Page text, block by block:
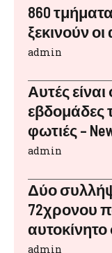
860
ξεκινούν οι
admin
Αυτές είναι
εβδομάδες
φωτιές –
admin
Δύο
72χρονου
admin